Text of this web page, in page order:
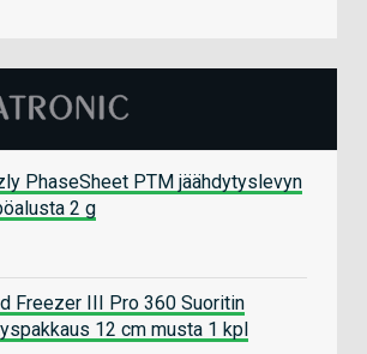
PhaseSheet PTM jäähdytyslevyn
2 g
Freezer III Pro 360 Suoritin
12 cm musta 1 kpl